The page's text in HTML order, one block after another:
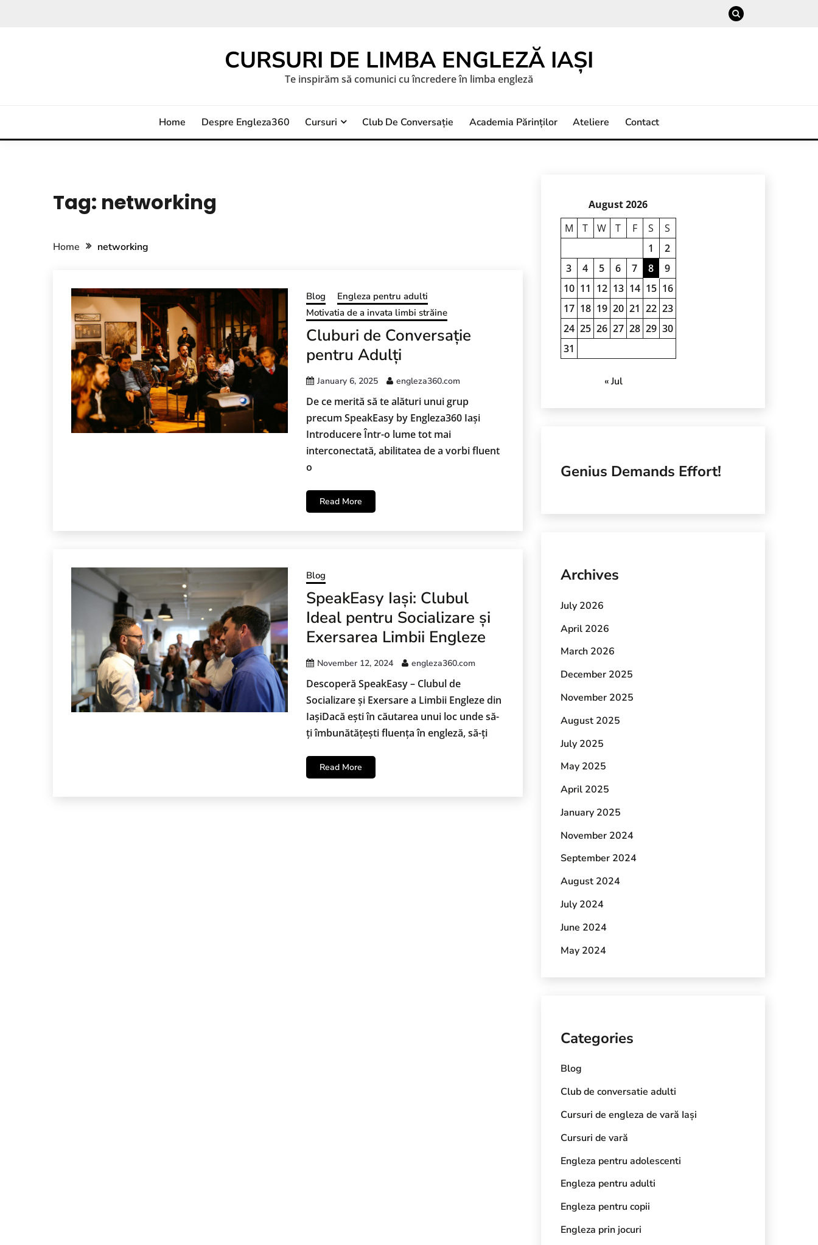
CURSURI DE LIMBA ENGLEZĂ IAȘI
Te inspirăm să comunici cu încredere în limba engleză
Home Despre Engleza360 Cursuri Club De Conversație Academia Părinților Ateliere Contact
Tag: networking
Home networking
Blog
Engleza pentru adulti
Motivatia de a invata limbi străine
Cluburi de Conversație
pentru Adulți
January 6, 2025 engleza360.com
De ce merită să te alături unui grup
precum SpeakEasy by Engleza360 Iași
Introducere Într-o lume tot mai
interconectată, abilitatea de a vorbi fluent
o
Read More
Blog
SpeakEasy Iași: Clubul
Ideal pentru Socializare și
Exersarea Limbii Engleze
November 12, 2024 engleza360.com
Descoperă SpeakEasy – Clubul de
Socializare și Exersare a Limbii Engleze din
IașiDacă ești în căutarea unui loc unde să-
ți îmbunătățești fluența în engleză, să-ți
Read More
August 2026
M
T W T F S
S
1
2
3
4 5 6 7 8
9
10 11 12 13 14 15 16
17 18 19 20 21 22 23
24 25 26 27 28 29 30
31
« Jul
Genius Demands Effort!
Archives
July 2026
April 2026
March 2026
December 2025
November 2025
August 2025
July 2025
May 2025
April 2025
January 2025
November 2024
September 2024
August 2024
July 2024
June 2024
May 2024
Categories
Blog
Club de conversatie adulti
Cursuri de engleza de vară Iași
Cursuri de vară
Engleza pentru adolescenti
Engleza pentru adulti
Engleza pentru copii
Engleza prin jocuri